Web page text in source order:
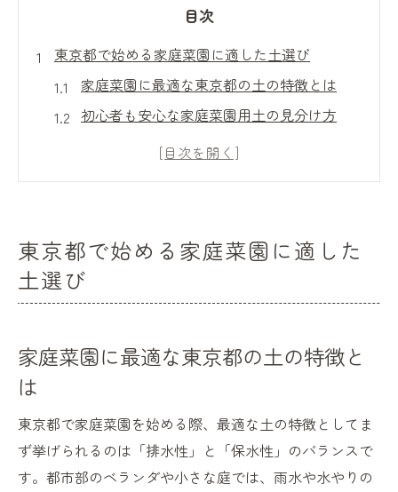
目次
東京都で始める家庭菜園に適した土選び
家庭菜園に最適な東京都の土の特徴とは
初心者も安心な家庭菜園用土の見分け方
東京都の家庭菜園でよく使われる土の種類
快適な家庭菜園のための東京都の土活用術
家庭菜園の土を長持ちさせる活用アイデア
プランターで実践できる土の使い回し術
家庭菜園なら東京都での土の扱いがカギ
東京都の家庭菜園で土の管理が重要な理由
土の再利用で家庭菜園コストを抑える方法
東京都で始める家庭菜園に適した
土選び
家庭菜園に最適な東京都の土の特徴と
は
東京都で家庭菜園を始める際、最適な土の特徴としてま
ず挙げられるのは「排水性」と「保水性」のバランスで
す。都市部のベランダや小さな庭では、雨水や水やりの